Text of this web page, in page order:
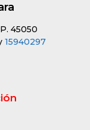
45050
15940297